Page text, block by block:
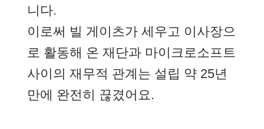
니다.
이로써 빌 게이츠가 세우고 이사장으
로 활동해 온 재단과 마이크로소프트
사이의 재무적 관계는 설립 약 25년
만에 완전히 끊겼어요.